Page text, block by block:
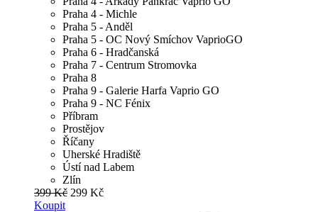
Praha 4 - Michle
Praha 5 - Anděl
Praha 5 - OC Nový Smíchov VaprioGO
Praha 6 - Hradčanská
Praha 7 - Centrum Stromovka
Praha 8
Praha 9 - Galerie Harfa Vaprio GO
Praha 9 - NC Fénix
Příbram
Prostějov
Říčany
Uherské Hradiště
Ústí nad Labem
Zlín
399 Kč 299 Kč
Koupit